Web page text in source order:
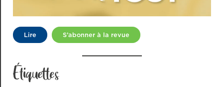
Lire S’abonner à la revue
Étiquettes